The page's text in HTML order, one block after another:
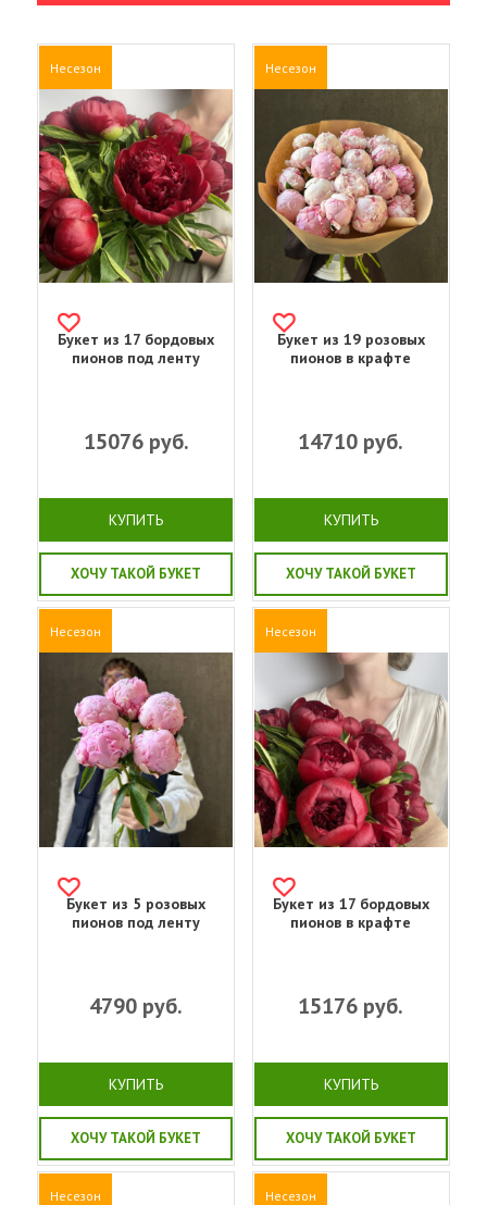
Несезон
Букет из 17 бордовых
пионов под ленту
15076руб.
КУПИТЬ
ХОЧУ ТАКОЙ БУКЕТ
Несезон
Букет из 19 розовых
пионов в крафте
14710 руб.
КУПИТЬ
ХОЧУ ТАКОЙ БУКЕТ
Несезон
Букет из 5 розовых
пионов под ленту
4790 руб.
КУПИТЬ
ХОЧУ ТАКОЙ БУКЕТ
Несезон
Букет из 17 бордовых
пионов в крафте
15176 руб.
КУПИТЬ
ХОЧУ ТАКОЙ БУКЕТ
Несезон Несезон